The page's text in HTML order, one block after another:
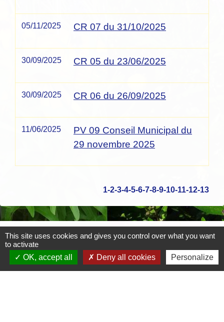
05/11/2025 CR 07 du 31/10/2025
30/09/2025 CR 05 du 23/06/2025
30/09/2025 CR 06 du 26/09/2025
11/06/2025
PV 09 Conseil Municipal du
29 novembre 2025
1-2-3-4-5-6-7-8-9-10-11-12-13
Contacts
Mairie de Crottet
Espace Armand Veille
This site uses cookies and gives you control over what you want
to activate
OK, accept all
Deny all cookies Personalize